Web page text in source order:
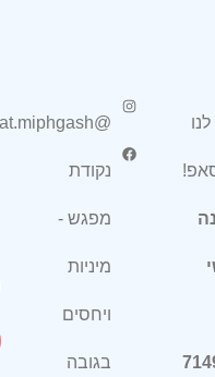
@nekudat.miphgash
נקודת
מפגש -
מיניות
ויחסים
בגובה